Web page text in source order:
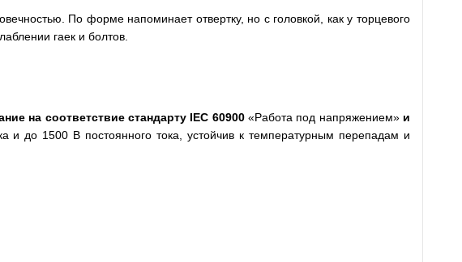
По форме напоминает отвертку, но с головкой, как у торцевого
гаек и болтов.
на соответствие стандарту IEC 60900 «Работа под напряжением»и
и до 1500 В постоянного тока, устойчив к температурным перепадам и